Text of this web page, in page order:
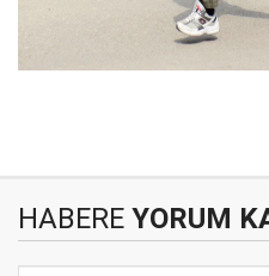
HABERE YORUM